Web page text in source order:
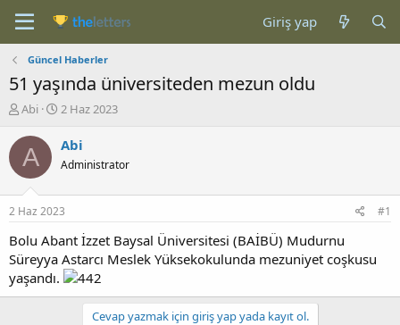
Giriş yap
Güncel Haberler
51 yaşında üniversiteden mezun oldu
K
n
b
u
u
b
a
ş
l
a
t
Abi
B
ş
a
g
ı
ç
a
r
i
2 Haz 2023
A Abi
Administrator
2 Haz 2023 #1
Bolu Abant İzzet Baysal Üniversitesi (BAİBÜ) Mudurnu
Süreyya Astarcı Meslek Yüksekokulunda mezuniyet coşkusu
yaşandı.
Cevap yazmak için giriş yap yada kayıt ol.